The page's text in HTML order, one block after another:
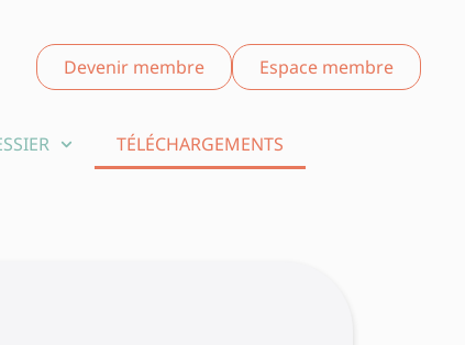
Devenir membre Espace membre
TÉLÉCHARGEMENTS